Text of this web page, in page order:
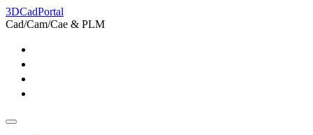
3DCadPortal
Cad/Cam/Cae & PLM